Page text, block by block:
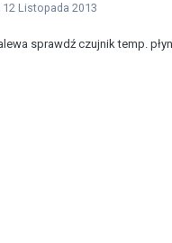
12 Listopada 2013
sprawdź czujnik temp.